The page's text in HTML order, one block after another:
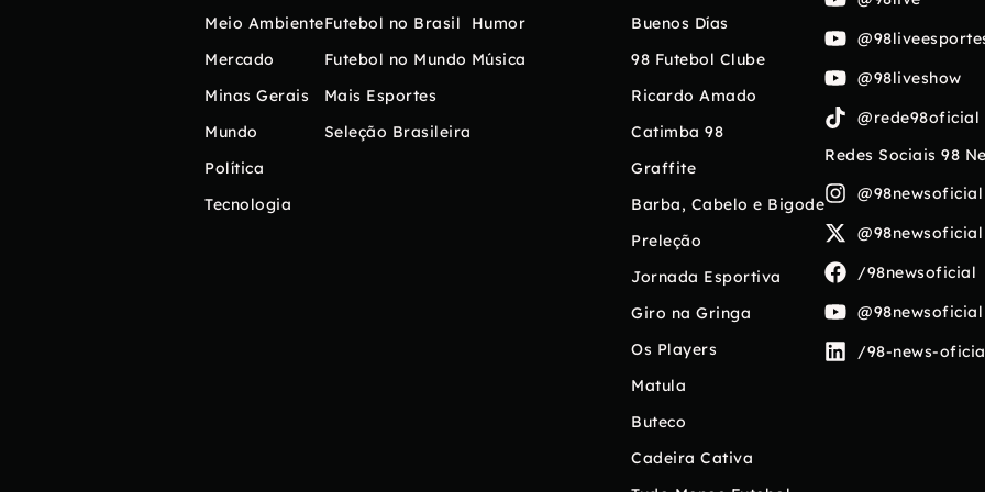
Meio Ambiente
Mercado
Minas Gerais
Mundo
Política
Tecnologia
Futebol no Brasil
Futebol no Mundo
Mais Esportes
Seleção Brasileira
Humor
Música
Buenos Días
98 Futebol Clube
Ricardo Amado
Catimba 98
Graffite
Barba, Cabelo e Bigode
Preleção
Jornada Esportiva
Giro na Gringa
Os Players
Matula
Buteco
Cadeira Cativa
@98liveshow
@rede98oficial
Redes Sociais 98
@98newsoficial
@98newsoficial
/98newsoficial
@98newsoficial
/98-news-